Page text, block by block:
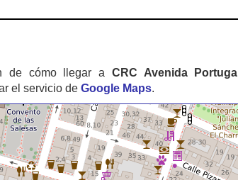
de cómo llegar a CRC Avenida Portugal
el servicio de Google Maps.